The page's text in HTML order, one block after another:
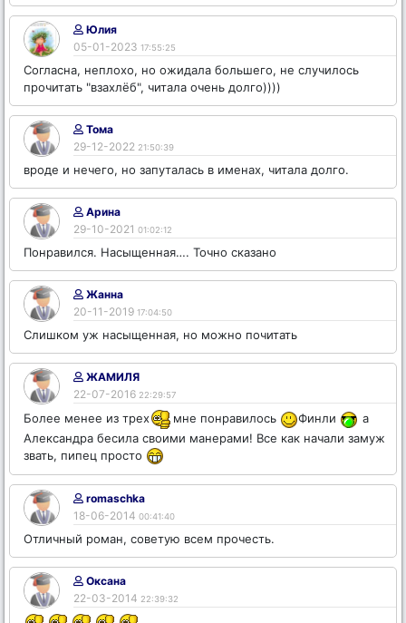
Юлия
05-01-2023 17:55:25
Согласна, неплохо, но ожидала большего, не случилось
прочитать "взахлёб", читала очень долго))))
Тома
29-12-2022 21:50:39
вроде и нечего, но запуталась в именах, читала долго.
Арина
29-10-2021 01:02:12
Понравился. Насыщенная…. Точно сказано
Жанна
20-11-2019 17:04:50
Слишком уж насыщенная, но можно почитать
ЖАМИЛЯ
22-07-2016 22:29:57
Более менее из трех мне понравилось Финли
а
Александра бесила своими манерами! Все как начали замуж
звать, пипец просто
romaschka
18-06-2014 00:41:40
Отличный роман, советую всем прочесть.
Оксана
22-03-2014 22:39:32